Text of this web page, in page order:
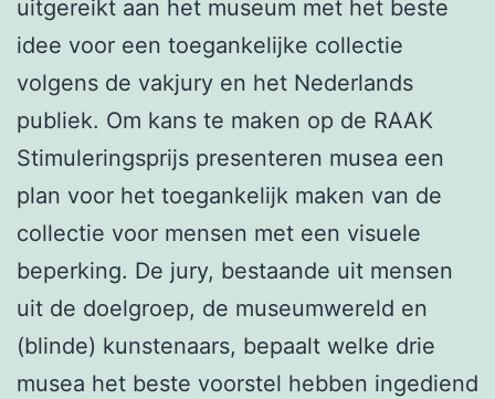
uitgereikt aan het museum met het beste
idee voor een toegankelijke collectie
volgens de vakjury en het Nederlands
publiek. Om kans te maken op de RAAK
Stimuleringsprijs presenteren musea een
plan voor het toegankelijk maken van de
collectie voor mensen met een visuele
beperking. De jury, bestaande uit mensen
uit de doelgroep, de museumwereld en
(blinde) kunstenaars, bepaalt welke drie
musea het beste voorstel hebben ingediend